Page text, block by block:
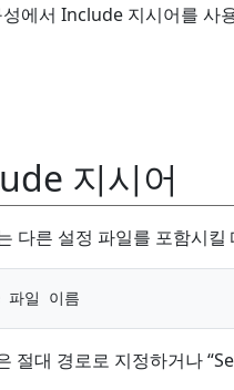
에서 Include 지시어를 사
지시어
다른 설정 파일를 포함시킬
절대 경로로 지정하거나